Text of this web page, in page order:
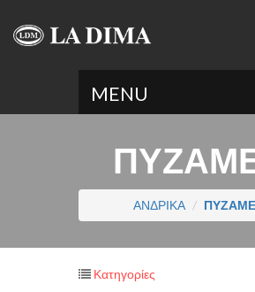
ΑΝΔΡΙΚΑ
Κατηγορίες